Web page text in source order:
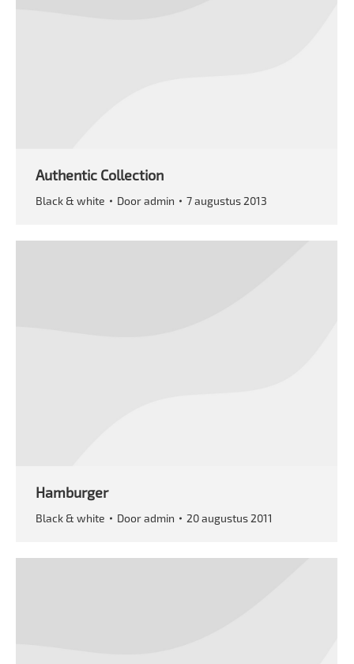
Authentic Collection
Black & white Dooradmin 7 augustus 2013
Hamburger
Black & white Dooradmin 20 augustus 2011